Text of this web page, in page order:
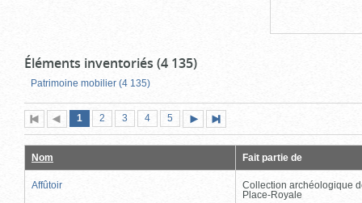
Éléments inventoriés (4 135)
Patrimoine mobilier (4 135)
Première
page
Page
précédente
Page
1 (page
actuelle)
Page
2 Page
3 Page
4 Page
5
suivante
page
Nom Fait partie de
Affûtoir
Collection archéologique
Place-Royale